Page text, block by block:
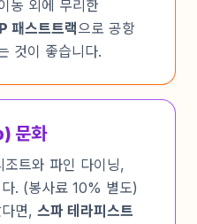
동 외에 무리한
패스트트랙으로 공항
것이 좋습니다.
문화
트와 파인 다이닝,
. (봉사료 10% 별도)
면, 스파 테라피스트